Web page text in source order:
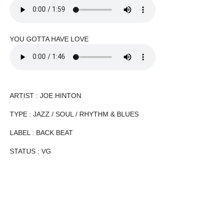
YOU GOTTA HAVE LOVE
ARTIST : JOE HINTON
TYPE : JAZZ / SOUL / RHYTHM & BLUES
LABEL : BACK BEAT
STATUS : VG